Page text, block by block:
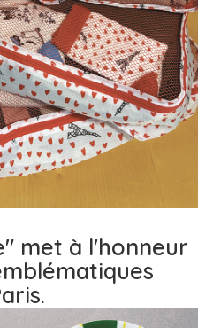
met à l'honneur